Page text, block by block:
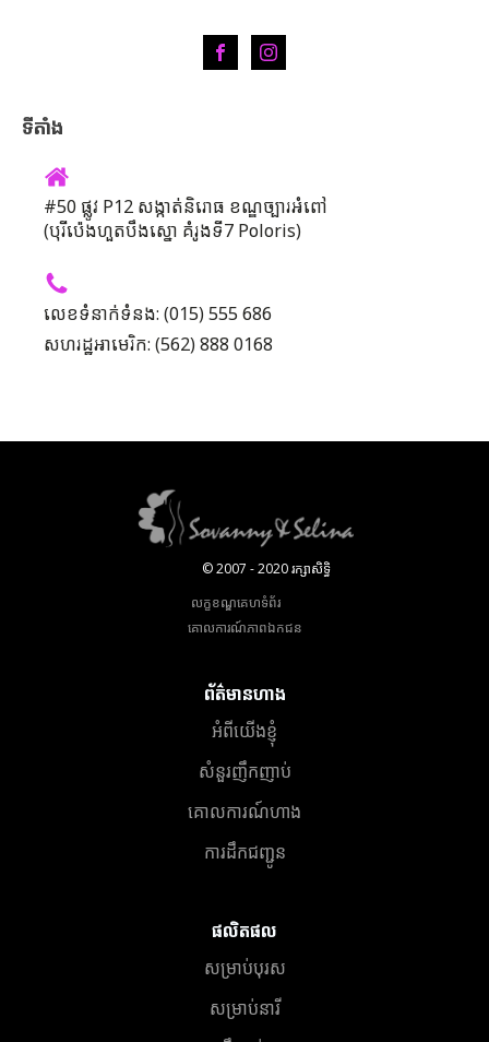
ទីតាំង
#50 ផ្លូវ P12 សង្កាត់និរោធ ខណ្ឌច្បារអំពៅ
(បុរីប៉េងហួតបឹងស្នោ គំរូងទី7 Poloris)
លេខទំនាក់ទំនង: (015) 555 686
សហរដ្ឋអាមេរិក: (562) 888 0168
© 2007 - 2020 រក្សាសិទ្ធិ
លក្ខខណ្ឌគេហទំព័រ
គោលការណ៍​ភាព​ឯកជន
ព័ត៌មានហាង
អំពីយើងខ្ញុំ
សំនួរញឹកញាប់
គោលការណ៍ហាង
ការដឹកជញ្ជូន
ផលិតផល
សម្រាប់បុរស
សម្រាប់នារី